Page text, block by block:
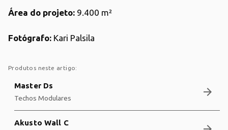
Área do projeto: 9.400 m²
Fotógrafo: Kari Palsila
Produtos neste artigo:
Master Ds
Techos Modulares arrow_forward
Akusto Wall C